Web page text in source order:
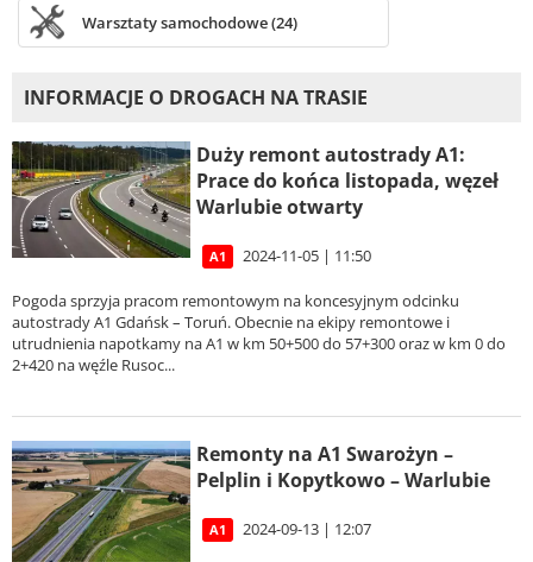
Warsztaty samochodowe (24)
INFORMACJE O DROGACH NA TRASIE
Duży remont autostrady A1:
Prace do końca listopada, węzeł
Warlubie otwarty
A1 2024-11-05 | 11:50
Pogoda sprzyja pracom remontowym na koncesyjnym odcinku
autostrady A1 Gdańsk – Toruń. Obecnie na ekipy remontowe i
utrudnienia napotkamy na A1 w km 50+500 do 57+300 oraz w km 0 do
2+420 na węźle Rusoc...
Remonty na A1 Swarożyn –
Pelplin i Kopytkowo – Warlubie
A1 2024-09-13 | 12:07